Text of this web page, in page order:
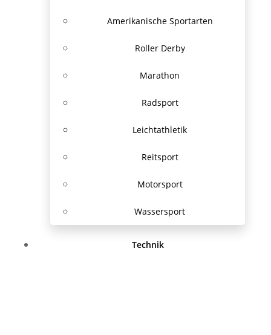
Amerikanische Sportarten
Roller Derby
Marathon
Radsport
Leichtathletik
Reitsport
Motorsport
Wassersport
Technik